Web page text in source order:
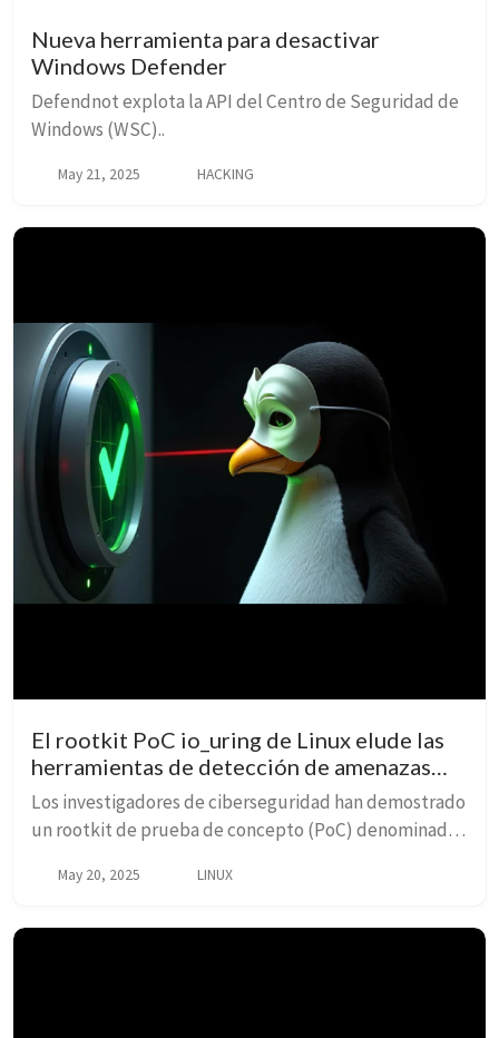
Nueva herramienta para desactivar
Windows Defender
Defendnot explota la API del Centro de Seguridad de
Windows (WSC)..
May 21, 2025 HACKING
El rootkit PoC io_uring de Linux elude las
herramientas de detección de amenazas
basadas en llamadas del sistema
Los investigadores de ciberseguridad han demostrado
un rootkit de prueba de concepto (PoC) denominado
May 20, 2025 LINUX